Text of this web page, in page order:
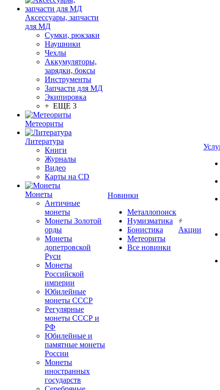
Аксессуары, запчасти
для МД
Сумки, рюкзаки
Наушники
Чехлы
Аккумуляторы,
зарядки, боксы
Инструменты
Запчасти для МД
Экипировка
+ ЕЩЕ 3
Метеориты
Литература
Книги
Журналы
Видео
Карты на CD
Монеты
Античные
монеты
Монеты Золотой
орды
Монеты
допетровской
Руси
Монеты
Российской
империи
Юбилейные
монеты СССР
Регулярные
монеты СССР и
РФ
Юбилейные и
памятные монеты
России
Монеты
иностранных
государств
Новинки
Металлопоиск
Нумизматика
Бонистика
Метеориты
Все новинки
Акции